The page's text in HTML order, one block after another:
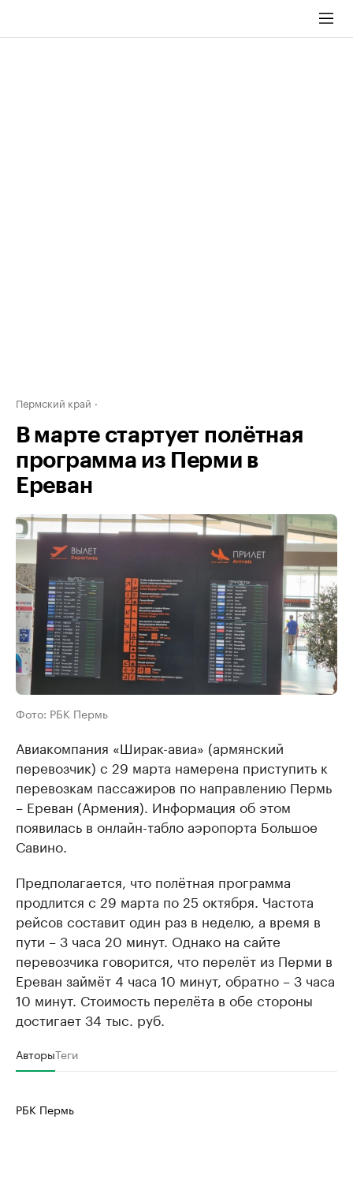
Пермский край
В марте стартует полётная
программа из Перми в
Ереван
Фото: РБК Пермь
Авиакомпания «Ширак-авиа» (армянский
перевозчик) с 29 марта намерена приступить к
перевозкам пассажиров по направлению Пермь
– Ереван (Армения). Информация об этом
появилась в онлайн-табло аэропорта Большое
Савино.
Предполагается, что полётная программа
продлится с 29 марта по 25 октября. Частота
рейсов составит один раз в неделю, а время в
пути – 3 часа 20 минут. Однако на сайте
перевозчика говорится, что перелёт из Перми в
Ереван займёт 4 часа 10 минут, обратно – 3 часа
10 минут. Стоимость перелёта в обе стороны
достигает 34 тыс. руб.
АвторыТеги
РБК Пермь